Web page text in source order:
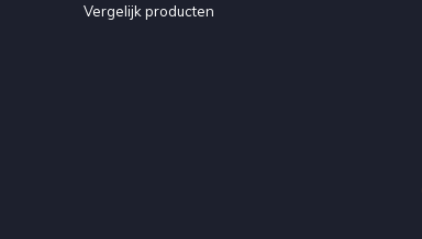
Vergelijk producten